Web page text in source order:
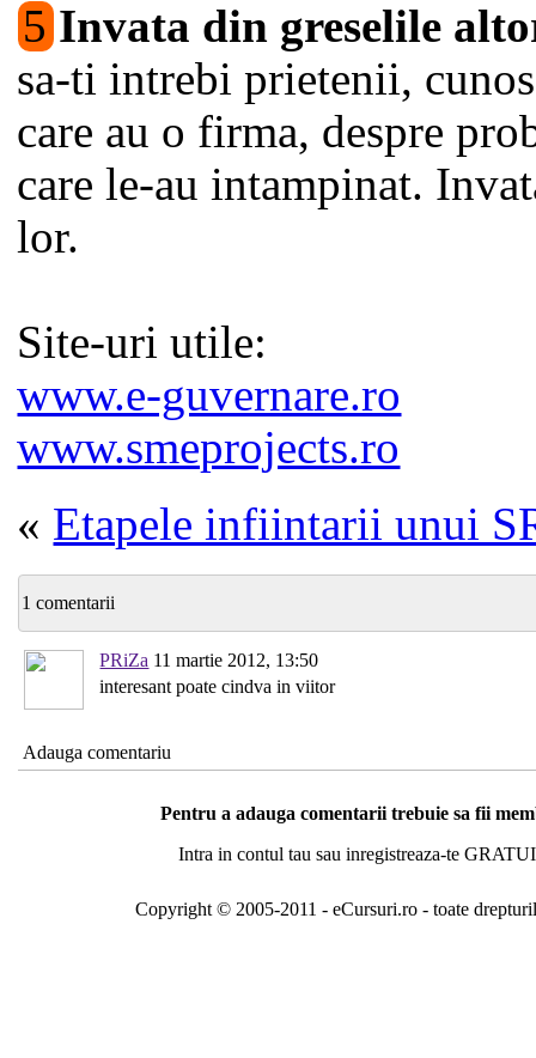
5 Invata din greselile
sa-ti intrebi prietenii,
care au o firma, despre
care le-au intampinat.
lor.
Site-uri utile:
www.e-guvernare.ro
www.smeprojects.ro
« Etapele infiintarii unui
1 comentarii
PRiZa 11 martie 2012, 13:50
interesant poate cindva in viitor
Adauga comentariu
Pentru a adauga comentarii trebuie sa fii
Intra in contul tau sau inregistreaza-te
Copyright © 2005-2011 - eCursuri.ro - toate